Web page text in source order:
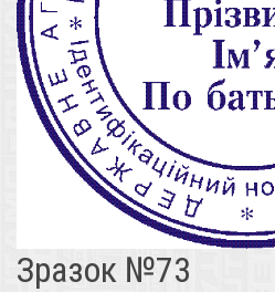
Зразок №73